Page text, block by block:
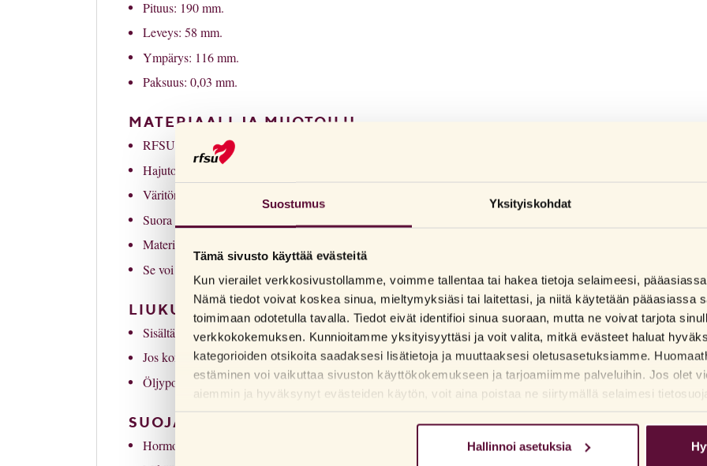
Suostumus Yksityiskohdat
Tämä sivusto käyttää evästeitä
Kun vierailet verkkosivustollamme, voimme tallentaa tai hakea tietoja selaimeesi,
Nämä tiedot voivat koskea sinua, mieltymyksiäsi tai laitettasi, ja niitä käytetään pääasiassa
toimimaan odotetulla tavalla. Tiedot eivät identifioi sinua suoraan, mutta ne voivat tarjota
verkkokokemuksen. Kunnioitamme yksityisyyttäsi ja voit valita, mitkä evästeet haluat
kategorioiden otsikoita saadaksesi lisätietoja ja muuttaaksesi oletusasetuksiamme.
estäminen voi vaikuttaa sivuston käyttökokemukseen ja tarjoamiimme palveluihin. Jos olet
aiemmin ja hyväksynyt evästeiden käytön, voit aina poistaa ne siirtymällä selaimesi
Hallinnoi asetuksia
Pituus: 190 mm.
Leveys: 58 mm.
Ympärys: 116 mm.
Paksuus: 0,03 mm.
MATERIAALI JA MUOTOILU
RFSU Sensitive on lateksiton kondomi polyuretaanista.
Hajuton.
Väritön, sileä pinta, jossa on säiliö.
Suora muoto helpottaa päälle rullaamista.
Materiaali ei sisällä eläinperäisiä aineisosia.
Se voi aiheuttaa allergisia reaktioita henkilöillä, jotka ovat herkkiä lateksille.
LIUKUVOIDE
Sisältää liukuvoidetta (silikoni)
Jos kondomin kanssa halutaan käyttää muuta liukuvoidetta, suosittelemme vesipohjaisia ja/tai silikonipohjaisia
Öljypohjaiset tuotteet (esim. vauvanöljy, vaseliini ja tietyt pessaarit) voivat vahingoittaa kondomia.
SUOJAUS JA KÄYTTÖ
Hormoniton ehkäisy.